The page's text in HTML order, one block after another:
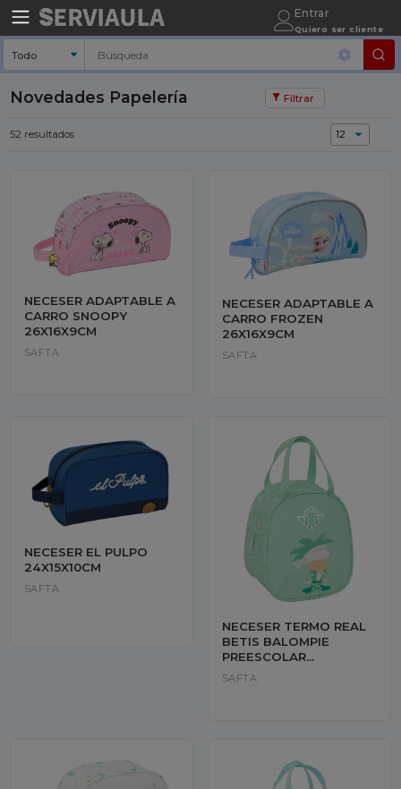
Entrar
Quiero ser cliente
Novedades Papelería Filtrar
52 resultados
NECESER ADAPTABLE A
CARRO SNOOPY
26X16X9CM
SAFTA
NECESER ADAPTABLE A
CARRO FROZEN
26X16X9CM
SAFTA
NECESER EL PULPO
24X15X10CM
SAFTA
NECESER TERMO REAL
BETIS BALOMPIE
PREESCOLAR
19X22X14CM
SAFTA